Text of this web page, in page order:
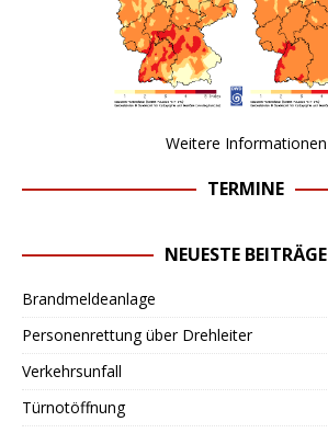
Weitere Informationen
TERMINE
NEUESTE BEITRÄGE
Brandmeldeanlage
Personenrettung über Drehleiter
Verkehrsunfall
Türnotöffnung